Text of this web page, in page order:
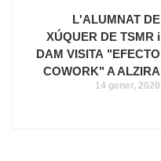
L'ALUMNAT DE
XÚQUER DE TSMR i
DAM VISITA "EFECTO
COWORK" A ALZIRA
14 gener, 2020